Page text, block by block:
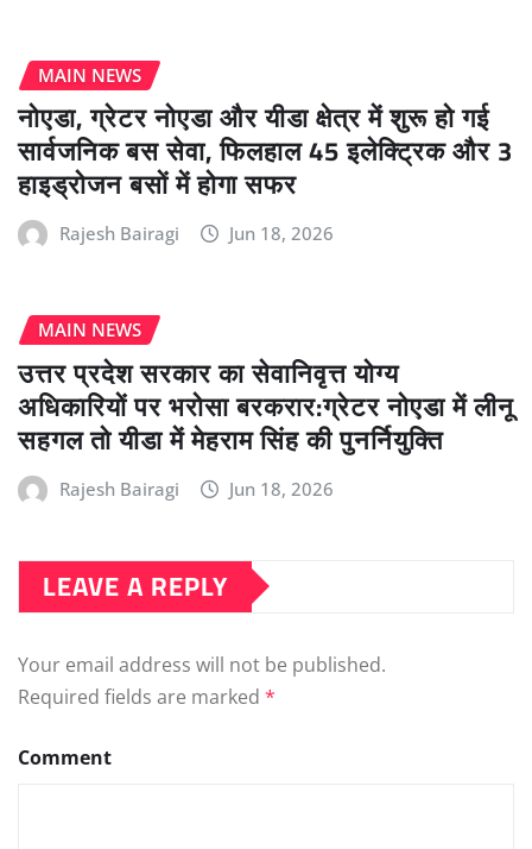
MAIN NEWS
नोएडा, ग्रेटर नोएडा और यीडा क्षेत्र में शुरू हो गई
सार्वजनिक बस सेवा, फिलहाल 45 इलेक्ट्रिक और 3
हाइड्रोजन बसों में होगा सफर
Rajesh Bairagi Jun 18, 2026
MAIN NEWS
उत्तर प्रदेश सरकार का सेवानिवृत्त योग्य
अधिकारियों पर भरोसा बरकरार:ग्रेटर नोएडा में लीनू
सहगल तो यीडा में मेहराम सिंह की पुनर्नियुक्ति
Rajesh Bairagi Jun 18, 2026
LEAVE A REPLY
Your email address will not be published.
Required fields are marked *
Comment